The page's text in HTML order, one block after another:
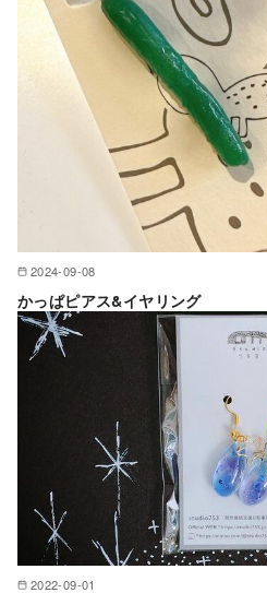
2024-09-08
かっぱピアス&イヤリング
2022-09-01